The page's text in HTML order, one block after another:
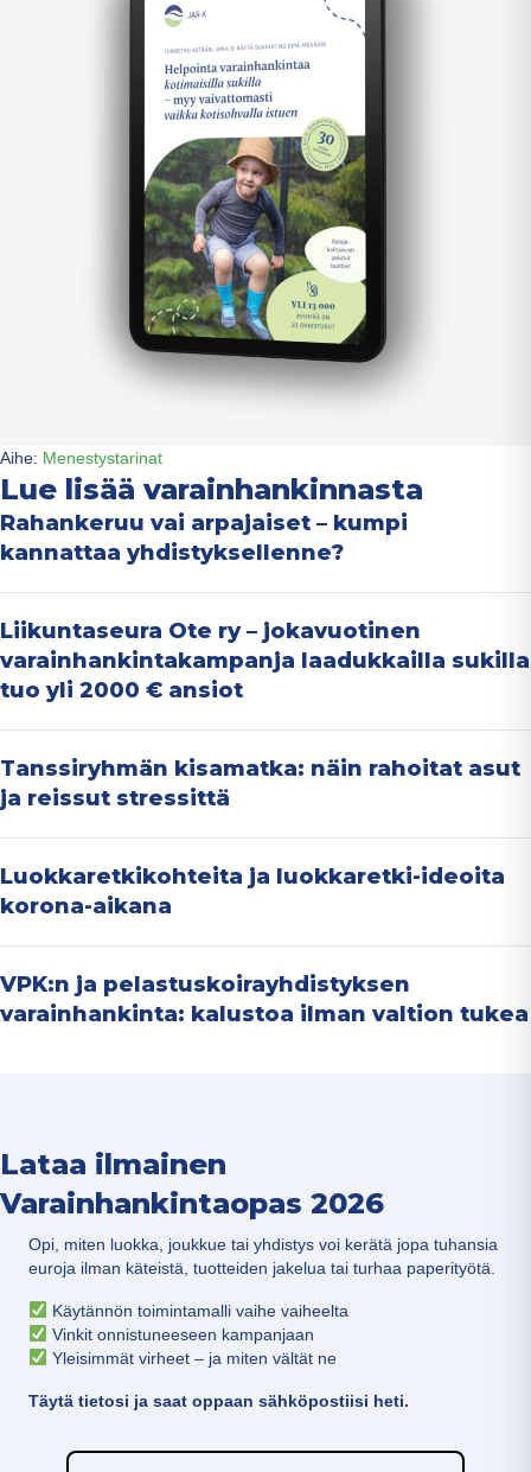
Aihe: Menestystarinat
Lue lisää varainhankinnasta
Rahankeruu vai arpajaiset – kumpi
kannattaa yhdistyksellenne?
Liikuntaseura Ote ry – jokavuotinen
varainhankintakampanja laadukkailla sukilla
tuo yli 2000 € ansiot
Tanssiryhmän kisamatka: näin rahoitat asut
ja reissut stressittä
Luokkaretkikohteita ja luokkaretki-ideoita
korona-aikana
VPK:n ja pelastuskoirayhdistyksen
varainhankinta: kalustoa ilman valtion tukea
Lataa ilmainen
Varainhankintaopas 2026
Opi, miten luokka, joukkue tai yhdistys voi kerätä jopa tuhansia
euroja ilman käteistä, tuotteiden jakelua tai turhaa paperityötä.
Käytännön toimintamalli vaihe vaiheelta
Vinkit onnistuneeseen kampanjaan
Yleisimmät virheet – ja miten vältät ne
Täytä tietosi ja saat oppaan sähköpostiisi heti.